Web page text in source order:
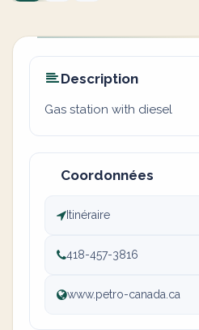
Description
Gas station with diesel
Coordonnées
Itinéraire
418-457-3816
www.petro-canada.ca